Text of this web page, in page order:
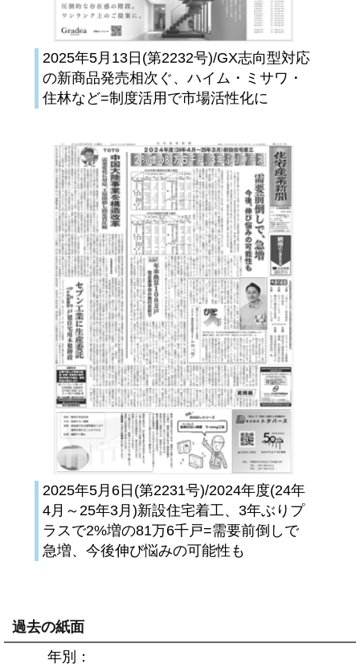
2025年5月13日(第2232号)/GX志向型対応
の新商品発売相次ぐ、ハイム・ミサワ・
住林など=制度活用で市場活性化に
2025年5月6日(第2231号)/2024年度(24年
4月～25年3月)新設住宅着工、3年ぶりプ
ラスで2%増の81万6千戸=需要前倒しで
急増、今後伸び悩みの可能性も
過去の紙面
年別：